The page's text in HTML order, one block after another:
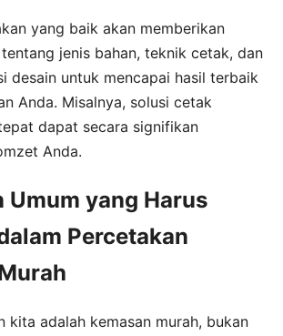
yang baik akan memberikan
jenis bahan, teknik cetak, dan
desain untuk mencapai hasil terbaik
Anda. Misalnya, solusi cetak
dapat secara signifikan
Anda.
Umum yang Harus
Percetakan
kita adalah kemasan murah, bukan